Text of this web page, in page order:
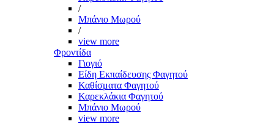
/
Μπάνιο Μωρού
/
view more
Φροντίδα
Γιογιό
Είδη Εκπαίδευσης Φαγητού
Καθίσματα Φαγητού
Καρεκλάκια Φαγητού
Μπάνιο Μωρού
view more